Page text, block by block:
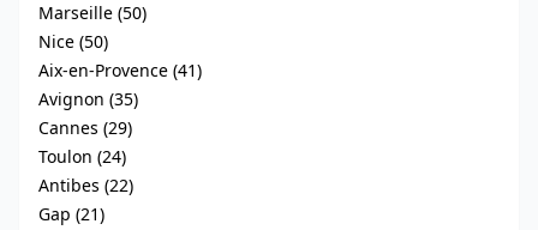
Marseille (50)
Nice (50)
Aix-en-Provence (41)
Avignon (35)
Cannes (29)
Toulon (24)
Antibes (22)
Gap (21)